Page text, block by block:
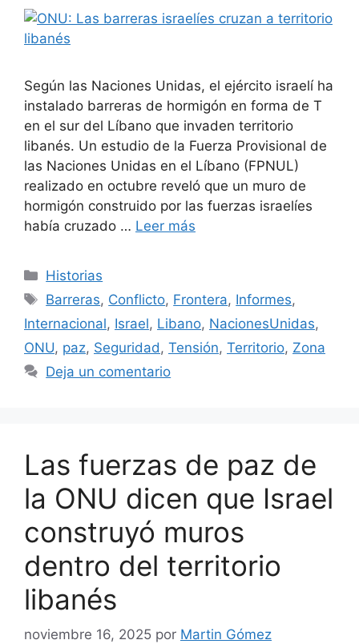
Según las Naciones Unidas, el ejército israelí ha
instalado barreras de hormigón en forma de T
en el sur del Líbano que invaden territorio
libanés. Un estudio de la Fuerza Provisional de
las Naciones Unidas en el Líbano (FPNUL)
realizado en octubre reveló que un muro de
hormigón construido por las fuerzas israelíes
había cruzado … Leer más
Categorías
Historias
Etiquetas
Barreras, Conflicto, Frontera, Informes,
Internacional, Israel, Libano, NacionesUnidas,
ONU, paz, Seguridad , Tensión, Territorio, Zona
Deja un comentario
Las fuerzas de paz de
la ONU dicen que Israel
construyó muros
dentro del territorio
libanés
noviembre 16, 2025 por Martin Gómez